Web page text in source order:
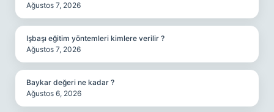
Ağustos 7, 2026
Işbaşı eğitim yöntemleri kimlere verilir ?
Ağustos 7, 2026
Baykar değeri ne kadar ?
Ağustos 6, 2026